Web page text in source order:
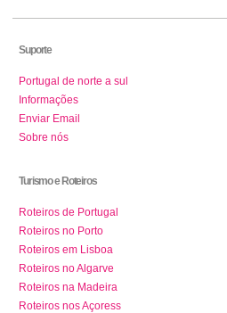
Suporte
Portugal de norte a sul
Informações
Enviar Email
Sobre nós
Turismo e Roteiros
Roteiros de Portugal
Roteiros no Porto
Roteiros em Lisboa
Roteiros no Algarve
Roteiros na Madeira
Roteiros nos Açoress